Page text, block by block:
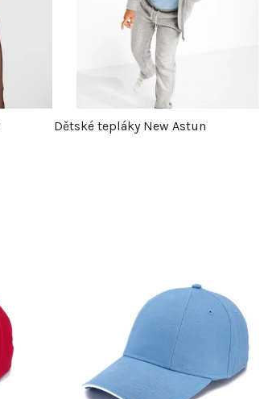
Dětské tepláky New Astun